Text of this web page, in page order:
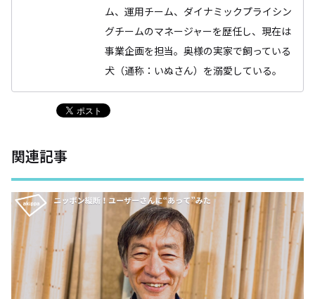
ム、運用チーム、ダイナミックプライシン
グチームのマネージャーを歴任し、現在は
事業企画を担当。奥様の実家で飼っている
犬（通称：いぬさん）を溺愛している。
関連記事